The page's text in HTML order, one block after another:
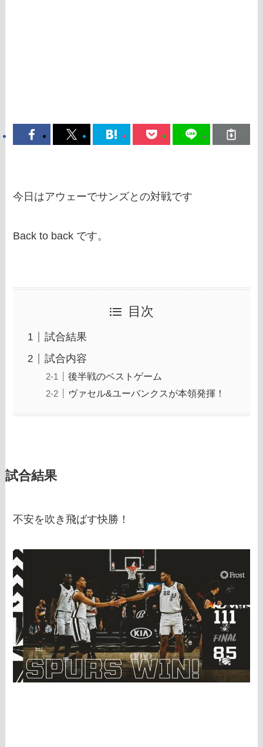
今日はアウェーでサンズとの対戦です
Back to back です。
目次
試合結果
試合内容
後半戦のベストゲーム
ヴァセル&ユーバンクスが本領発揮！
試合結果
不安を吹き飛ばす快勝！